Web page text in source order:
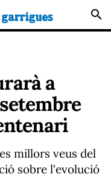
search
a
millors veus del
sobre l'evolució